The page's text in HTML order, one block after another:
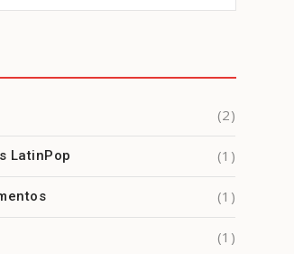
(2)
LatinPop (1)
(1)
(1)